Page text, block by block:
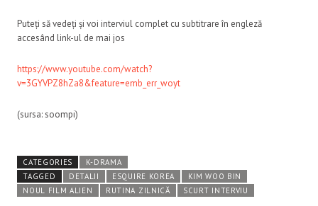
Puteți să vedeți și voi interviul complet cu subtitrare în engleză
accesând link-ul de mai jos
https://www.youtube.com/watch?
v=3GYVPZ8hZa8&feature=emb_err_woyt
(sursa: soompi)
CATEGORIES
K-DRAMA
TAGGED
DETALII ESQUIRE KOREA
KIM WOO BIN
NOUL FILM ALIEN
RUTINA ZILNICĂ SCURT INTERVIU